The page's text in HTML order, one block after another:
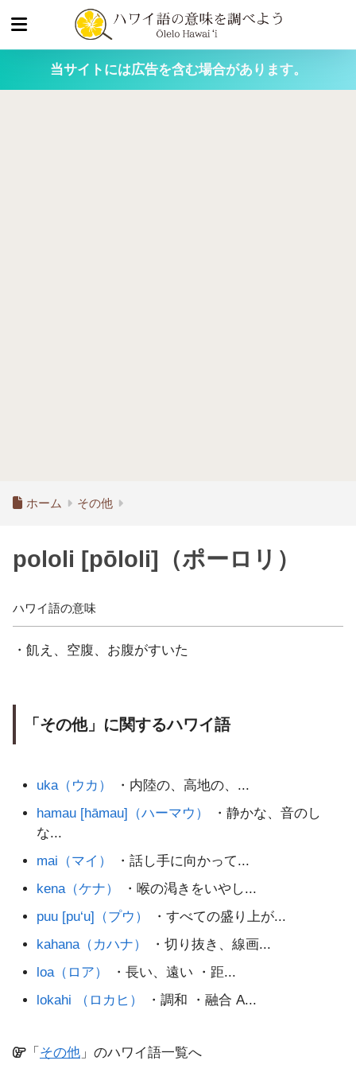
当サイトには広告を含む場合があります。
ホーム その他
pololi [pōloli]（ポーロリ）
ハワイ語の意味
・飢え、空腹、お腹がすいた
「その他」に関するハワイ語
uka（ウカ）
・内陸の、高地の、...
hamau [hāmau]（ハーマウ）
・静かな、音のし
な...
mai（マイ）
・話し手に向かって...
kena（ケナ）
・喉の渇きをいやし...
puu [pu‘u]（プウ）
・すべての盛り上が...
kahana（カハナ）
・切り抜き、線画...
loa（ロア）
・長い、遠い ・距...
lokahi （ロカヒ）
・調和 ・融合 A...
「 その他 」のハワイ語一覧へ